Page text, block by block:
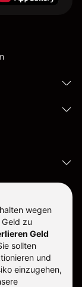
wegen
Geld zu
Geld
sollten
und
einzugehen,